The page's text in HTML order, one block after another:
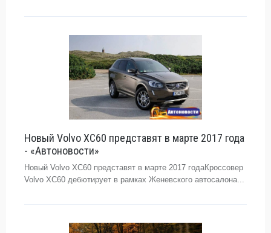
Новый Volvo XC60 представят в марте 2017 года
- «Автоновости»
Новый Volvo XC60 представят в марте 2017 годаКроссовер
Volvo XC60 дебютирует в рамках Женевского автосалона...